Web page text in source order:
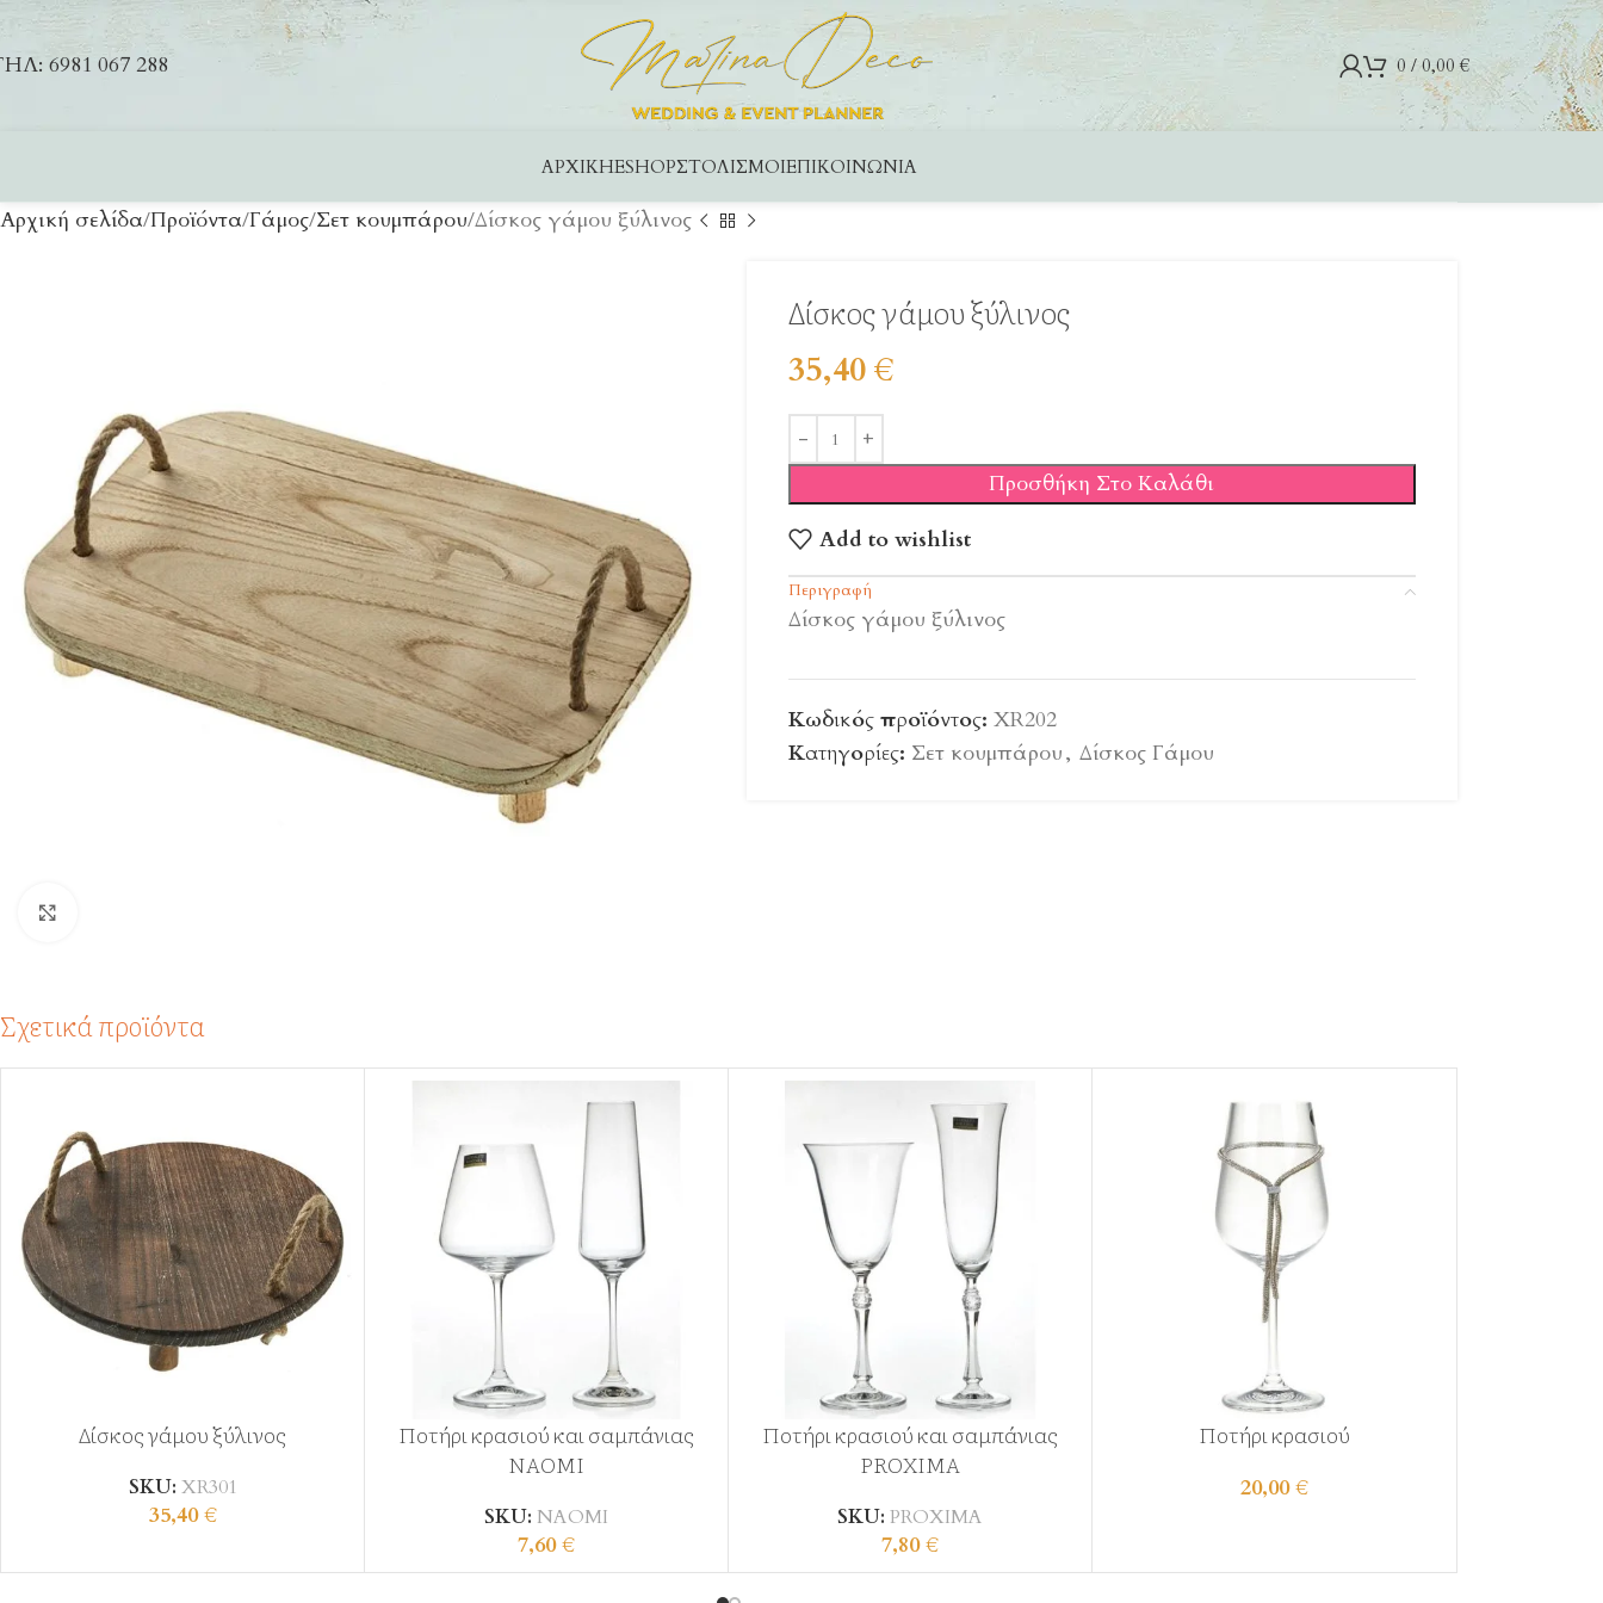
6981 067 288 0 / 0,00€
ΑΡΧΙΚΉESHOPΣΤΟΛΙΣΜΟΊΕΠΙΚΟΙΝΩΝΊΑ
Αρχική σελίδα Προϊόντα Γάμος Σετ κουμπάρου Δίσκος γάμου ξύλινος
Δίσκος γάμου ξύλινος
35,40€
Προσθήκη Στο Καλάθι
Add to wishlist
Περιγραφή
Δίσκος γάμου ξύλινος
Κωδικός προϊόντος: XR202
Κατηγορίες: Σετ κουμπάρου, Δίσκος Γάμου
Σχετικά προϊόντα
Δίσκος γάμου ξύλινος
SKU: XR301
35,40€
Ποτήρι κρασιού και σαμπάνιας
NAOMI
SKU: NAOMI
7,60€
Ποτήρι κρασιού και σαμπάνιας
PROXIMA
SKU: PROXIMA
7,80€
Ποτήρι κρασιού
20,00€